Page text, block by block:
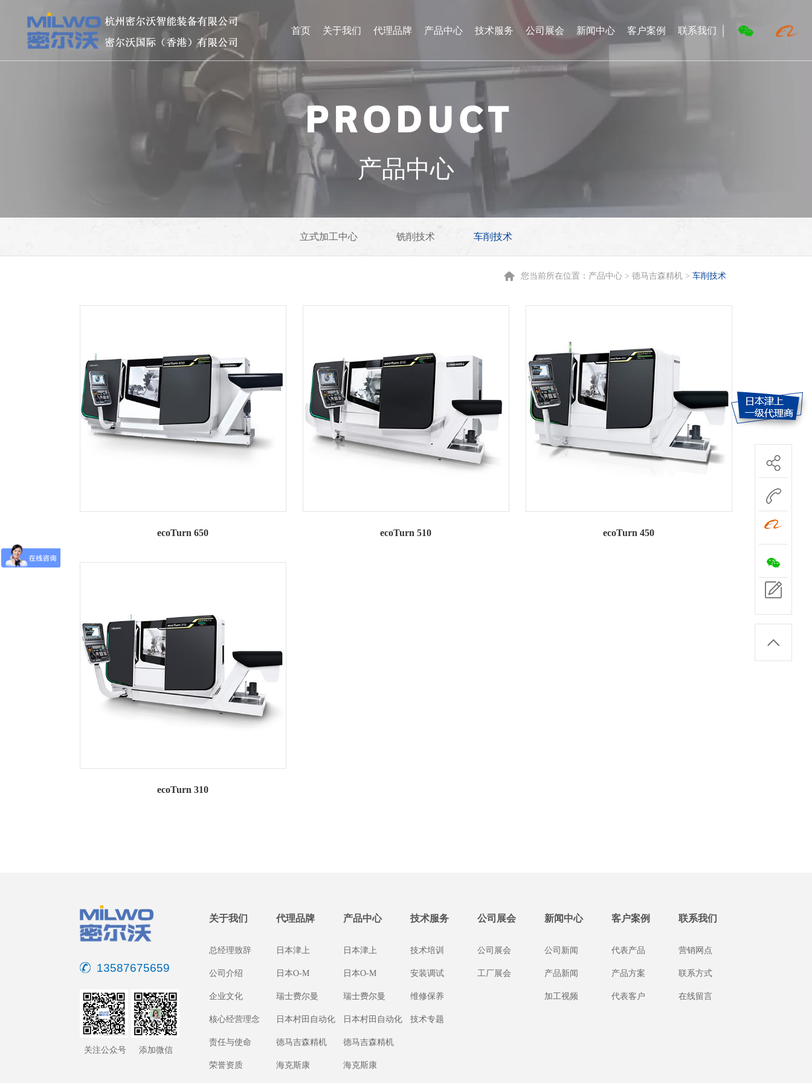
联系我们
客户案例
新闻中心
公司展会
技术服务
产品中心
代理品牌
关于我们
首页
PRODUCT
产品中心
立式加工中心 铣削技术 车削技术
车削技术
德马吉森精机
产品中心
您当前所在位置：
ecoTurn 650 ecoTurn 510 ecoTurn 450
ecoTurn 310
13587675659
关注公众号 添加微信
关于我们
总经理致辞
公司介绍
企业文化
核心经营理念
责任与使命
荣誉资质
代理品牌
日本津上
日本O-M
瑞士费尔曼
日本村田自动化
德马吉森精机
海克斯康
产品中心
日本津上
日本O-M
瑞士费尔曼
日本村田自动化
德马吉森精机
海克斯康
技术服务
技术培训
安装调试
维修保养
技术专题
公司展会
公司展会
工厂展会
新闻中心
公司新闻
产品新闻
加工视频
客户案例
代表产品
产品方案
代表客户
联系我们
营销网点
联系方式
在线留言